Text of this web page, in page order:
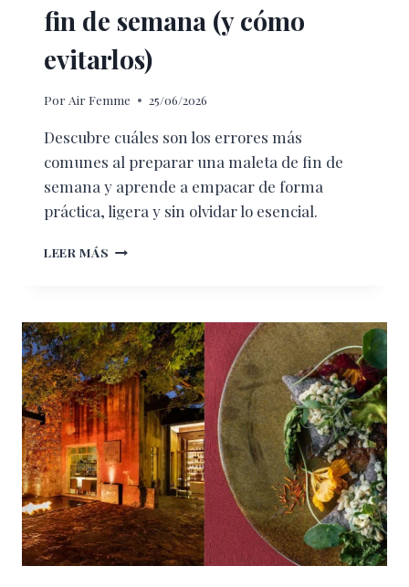
fin de semana (y cómo
evitarlos)
Por Air Femme 25/06/2026
Descubre cuáles son los errores más
comunes al preparar una maleta de fin de
semana y aprende a empacar de forma
práctica, ligera y sin olvidar lo esencial.
LEER MÁS LOS
AL
ORGANIZAR
UNA
MALETA
DE
FIN
DE
SEMANA
(Y
CÓMO
EVITARLOS)